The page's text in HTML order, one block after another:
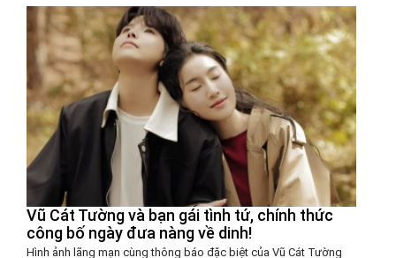
Vũ Cát Tường và bạn gái tình tứ, chính thức
công bố ngày đưa nàng về dinh!
Hình ảnh lãng mạn cùng thông báo đặc biệt của Vũ Cát Tường